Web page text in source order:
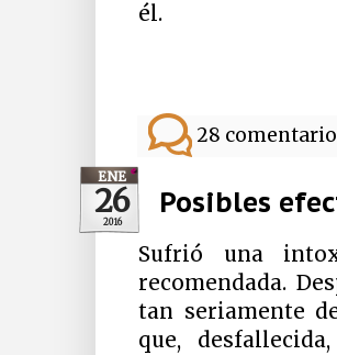
él.
28
ENE
26
2016
Posibles
Sufrió una
recomendada.
tan seriamente
que,